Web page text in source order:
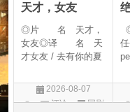
天才，女友
◎片 名 天才，
女友◎译 名 天
才女友 / 去有你的夏
年 代 2026◎
产 地 中国大陆
2026-08-07
评论
国剧